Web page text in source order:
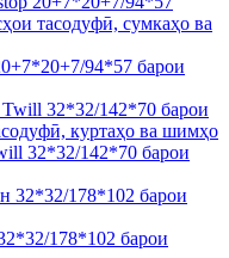
94*57 барои
32*32/142*70 барои
178*102 барои